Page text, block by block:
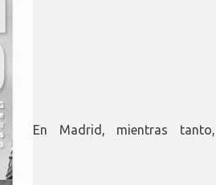
En Madrid, mientras tanto,